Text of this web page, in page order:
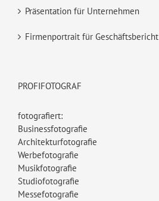
Präsentation für Unternehmen
Firmenportrait für Geschäftsbericht
PROFIFOTOGRAF
fotografiert:
Businessfotografie
Architekturfotografie
Werbefotografie
Musikfotografie
Studiofotografie
Messefotografie